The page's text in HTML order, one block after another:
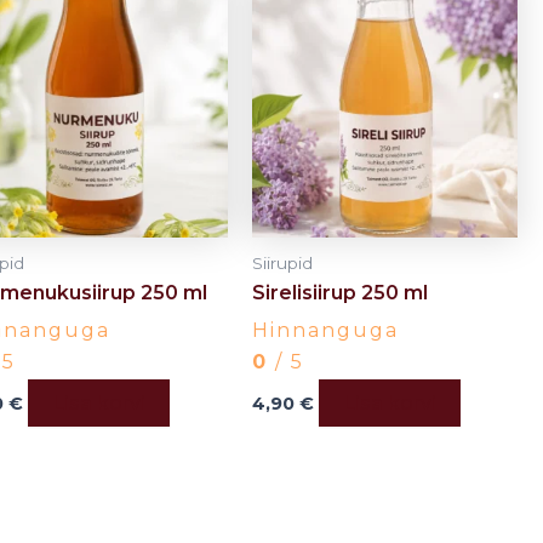
250 ml
€
Siirupid
Sirelisiirup 250 ml
Hinnanguga
0 / 5
4,90€